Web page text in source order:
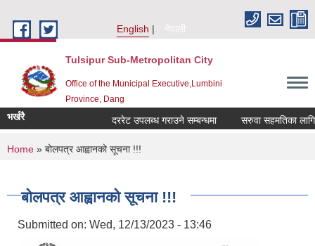
English
नेपाली
Tulsipur Sub-Metropolitan City
Office of the Municipal Executive,Lumbini
Province, Dang
भर्खरै दररेट उपलब्ध गराउने सम्बन्धमा सरुवा सहमतिका लागि
You are here
Home » बोलपत्र आह्वानको सूचना !!!
बोलपत्र आह्वानको सूचना !!!
Submitted on: Wed, 12/13/2023 - 13:46